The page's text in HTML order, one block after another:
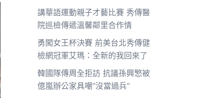
講華語運動親子才藝比賽 秀傳醫
院巡檢傳遞溫馨鄰里合作情
勇闖女王杯決賽 前美台北秀傳健
檢網冠軍艾瑪：全新的我回來了
韓國隊傳周全拒訪 抗議孫興慜被
億嵐辦公家具嘲“沒當過兵”